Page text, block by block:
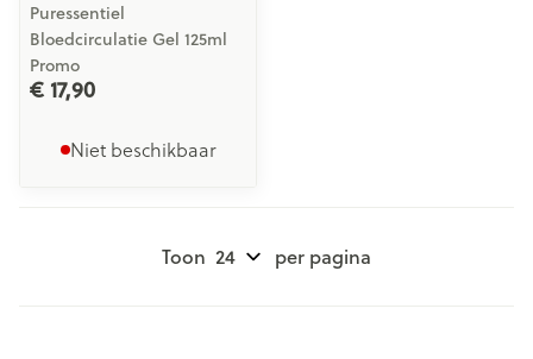
Puressentiel
Bloedcirculatie Gel 125ml
Promo
€ 17,90
Niet beschikbaar
Toon per pagina